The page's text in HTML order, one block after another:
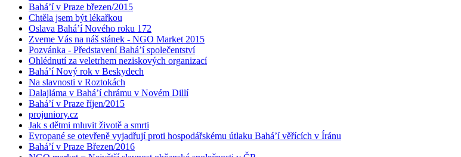
Bahá’í v Praze březen/2015
Chtěla jsem být lékařkou
Oslava Bahá’í Nového roku 172
Zveme Vás na náš stánek - NGO Market 2015
Pozvánka - Představení Bahá’í společentství
Ohlédnutí za veletrhem neziskových organizací
Bahá’í Nový rok v Beskydech
Na slavnosti v Roztokách
Dalajláma v Bahá’í chrámu v Novém Dillí
Bahá’í v Praze říjen/2015
projuniory.cz
Jak s dětmi mluvit životě a smrti
Evropané se otevřeně vyjadřují proti hospodářskému útlaku Bahá’í věřících v Íránu
Bahá’í v Praze Březen/2016